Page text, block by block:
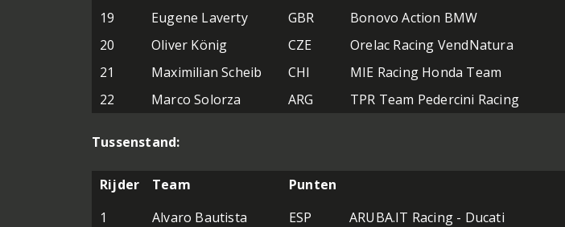
19
Eugene Laverty GBR Bonovo Action BMW
20
Oliver König CZE Orelac Racing VendNatura
21
Maximilian Scheib CHI MIE Racing Honda Team
22
Marco Solorza ARG TPR Team Pedercini Racing
Tussenstand:
Rijder Team
Punten
1
Alvaro Bautista ESP ARUBA.IT Racing - Ducati